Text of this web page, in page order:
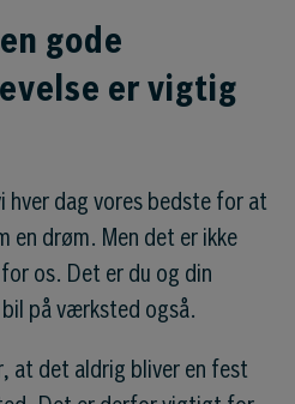
gode
er vigtig
hver dag vores bedste for at
en drøm. Men det er ikke
os. Det er du og din
på værksted også.
at det aldrig bliver en fest